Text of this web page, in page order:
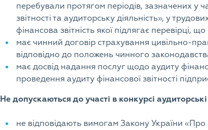
перебували протягом періодів, зазначених у
звітності та аудиторську діяльність», у
фінансова звітність якої підлягає перевірці,
має чинний договір страхування цивільно-
відповідно до положень чинного
має досвід надання послуг щодо аудиту
проведення аудиту фінансової звітності
Не допускаються до участі в конкурсі
не відповідають вимогам Закону України «Про